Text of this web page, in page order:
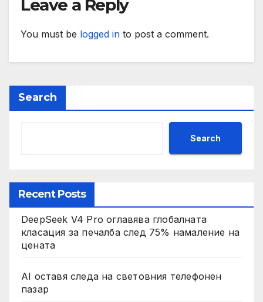
Leave a Reply
You must be logged in to post a comment.
Search
Search
Recent Posts
DeepSeek V4 Pro оглавява глобалната
класация за печалба след 75% намаление на
цената
AI оставя следа на световния телефонен
пазар